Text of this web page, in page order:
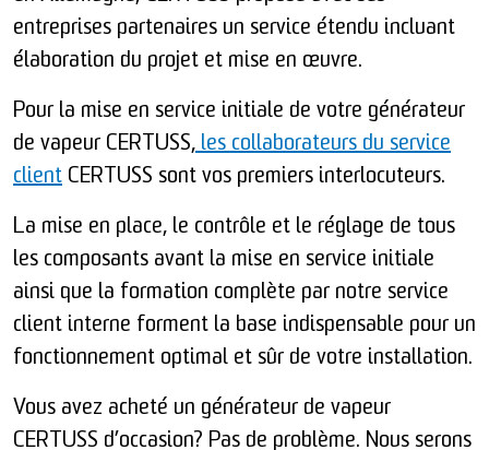
entreprises partenaires un service étendu incluant
élaboration du projet et mise en œuvre.
Pour la mise en service initiale de votre générateur
de vapeur CERTUSS, les collaborateurs du service
client CERTUSS sont vos premiers interlocuteurs.
La mise en place, le contrôle et le réglage de tous
les composants avant la mise en service initiale
ainsi que la formation complète par notre service
client interne forment la base indispensable pour un
fonctionnement optimal et sûr de votre installation.
Vous avez acheté un générateur de vapeur
CERTUSS d’occasion? Pas de problème. Nous serons